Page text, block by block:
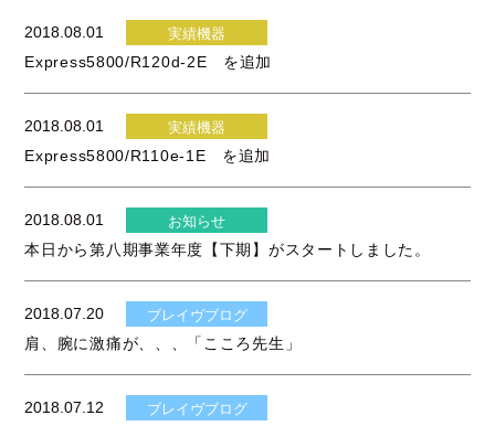
2018.08.01 実績機器
Express5800/R120d-2E を追加
2018.08.01 実績機器
Express5800/R110e-1E を追加
2018.08.01 お知らせ
本日から第八期事業年度【下期】がスタートしました。
2018.07.20 ブレイヴブログ
肩、腕に激痛が、、、「こころ先生」
2018.07.12 ブレイヴブログ